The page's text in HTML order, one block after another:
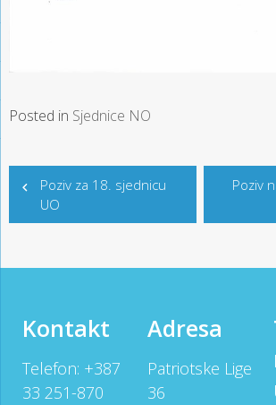
Posted in Sjednice NO
Post
navigation
Poziv za 18. sjednicu
UO
Poziv
Kontakt
Telefon: +387
33 251-870
Adresa
Patriotske Lige
36